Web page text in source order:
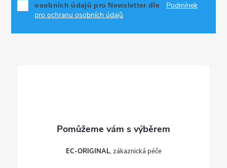
osobních údajů pro Newsletter dle
Podmínek
pro ochranu osobních údajů
EC-ORIGINAL